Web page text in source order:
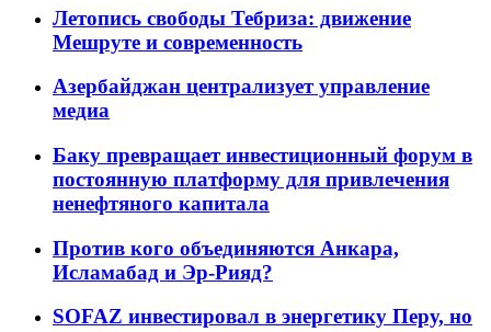
Летопись свободы Тебриза: движение
Мешруте и современность
Азербайджан централизует управление
медиа
Баку превращает инвестиционный форум в
постоянную платформу для привлечения
ненефтяного капитала
Против кого объединяются Анкара,
Исламабад и Эр-Рияд?
SOFAZ инвестировал в энергетику Перу, но